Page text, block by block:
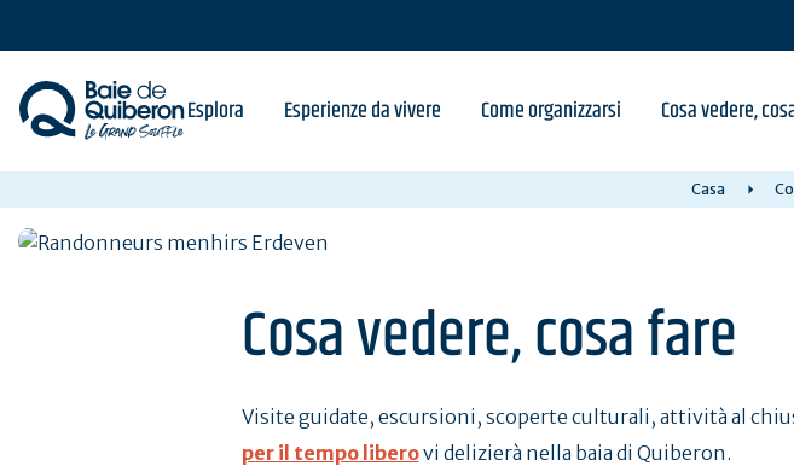
content
Esplora Esperienze da vivere Come organizzarsi Cosa vedere,
Casa
Cosa vedere, cosa fare
Visite guidate, escursioni, scoperte culturali, attività al
per il tempo liberovi delizierà nella baia di Quiberon.